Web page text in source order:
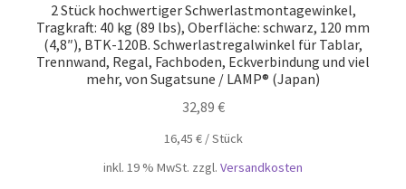
2 Stück hochwertiger Schwerlastmontagewinkel,
Tragkraft: 40 kg (89 lbs), Oberfläche: schwarz, 120 mm
(4,8″), BTK-120B. Schwerlastregalwinkel für Tablar,
Trennwand, Regal, Fachboden, Eckverbindung und viel
mehr, von Sugatsune / LAMP® (Japan)
32,89 €
16,45 €/Stück
inkl. 19 % MwSt. zzgl. Versandkosten